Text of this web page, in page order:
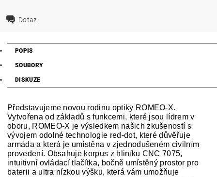
Dotaz
POPIS
SOUBORY
DISKUZE
Představujeme novou rodinu optiky ROMEO-X.
Vytvořena od základů s funkcemi, které jsou lídrem v
oboru, ROMEO-X je výsledkem našich zkušeností s
vývojem odolné technologie red-dot, které důvěřuje
armáda a která je umístěna v zjednodušeném civilním
provedení. Obsahuje korpus z hliníku CNC 7075,
intuitivní ovládací tlačítka, bočně umístěný prostor pro
baterii a ultra nízkou výšku, která vám umožňuje